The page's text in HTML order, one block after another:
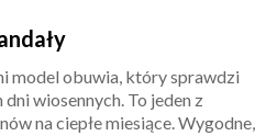
model obuwia, który sprawdzi
wiosennych. To jeden z
na ciepłe miesiące. Wygodne,